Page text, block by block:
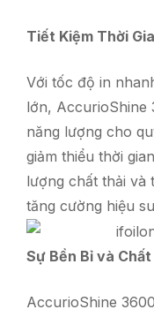
Tiết Kiệm Thời
Với tốc độ in
lớn, AccurioShine
năng lượng cho
giảm thiểu thời
lượng chất thải và
tăng cường hiệu
Sự Bền Bỉ và
AccurioShine